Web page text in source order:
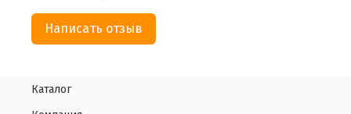
Написать отзыв
Каталог